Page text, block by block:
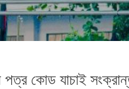
পত্র কোড যাচাই